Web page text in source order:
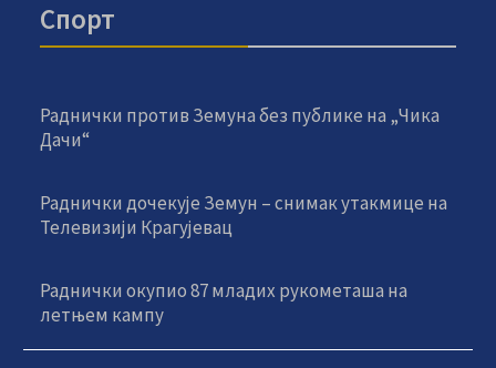
Спорт
Раднички против Земуна без публике на „Чика
Дачи“
Раднички дочекује Земун – снимак утакмице на
Телевизији Крагујевац
Раднички окупио 87 младих рукометаша на
летњем кампу